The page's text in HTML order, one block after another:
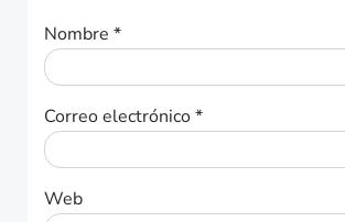
Nombre *
Correo electrónico*
Web